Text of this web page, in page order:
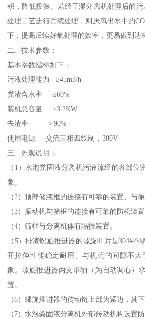
积，降低投资。若经干湿分离机处理后的
处理工艺进行后续处理，则厌氧出水中的
下，提高后续好氧处理的效率，更易做到达
二、技术参数：
基本参数指标如下：
污液处理能力 ≥45m3/h
粪渣含水率 ≤60%
装机总容量 ≤3.2KW
去渣率 ＞90%
使用电源 交流三相四线制，380V
三、外观说明：
（1）水泡粪固液分离机污液流经的各部位
象。
（2）顶部储液框的连接有可靠的装置、与
（3）振动机与筛框的连接有可靠的防松装置
（4）筛框与分离机体有隔振装置。
（5）排渣螺旋推进器的螺旋叶片是304#
开拉伸性能稳定耐用、与机壳的间隙不大
象。螺旋推进器两支承轴（为自动调心）
置。
（6）螺旋推进器的传动链上部为紧边，其
（7）水泡粪固液分离机外部传动机构设置防